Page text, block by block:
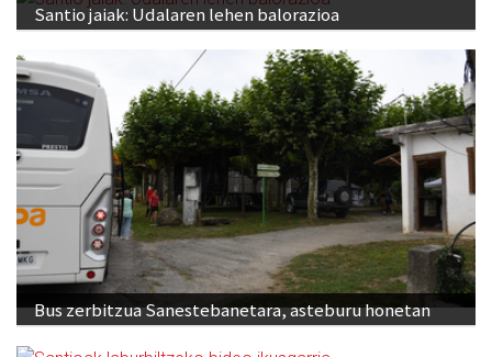
Santio jaiak: Udalaren lehen balorazioa
Bus zerbitzua Sanestebanetara, asteburu honetan